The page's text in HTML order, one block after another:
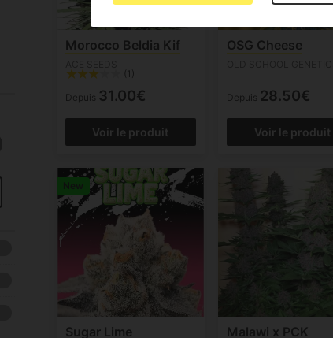
Morocco Beldia Kif
(1)
Depuis 31.00€
Voir le produit
OSG Cheese
Depuis 28.50€
Voir le produit
New
Sugar Lime Malawi x PCK